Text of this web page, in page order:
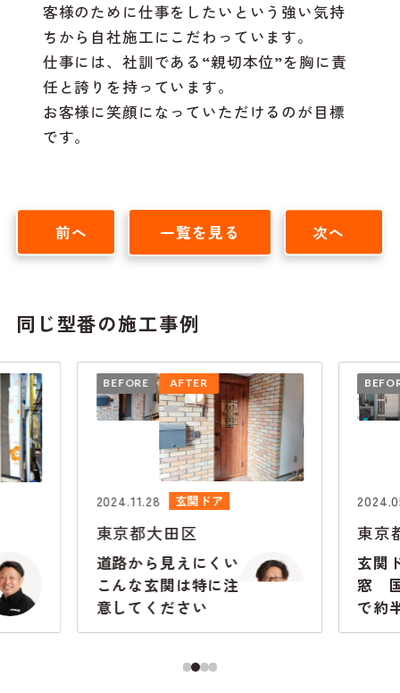
客様のために仕事をしたいという強い気持
ちから自社施工にこだわっています。
仕事には、社訓である“親切本位”を胸に責
任と誇りを持っています。
お客様に笑顔になっていただけるのが目標
です。
前へ 一覧を見る 次へ
同じ型番の施工事例
BEFORE AFTER
2024.11.28 玄関ドア
東京都大田区
道路から見えにくい
こんな玄関は特に注
意してください
東京
玄関
窓
で約
た